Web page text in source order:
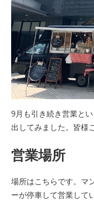
9月も引き続き営業と
出してみました。皆様
営業場所
場所はこちらです。マ
ーが停車して営業して